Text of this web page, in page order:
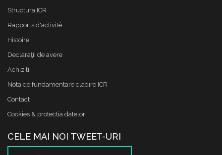
Structura ICR
Rapports d'activité
Histoire
Declaraţii de avere
Achizitii
Nota de fundamentare cladire ICR
Contact
Cookies & protectia datelor
CELE MAI NOI TWEET-URI